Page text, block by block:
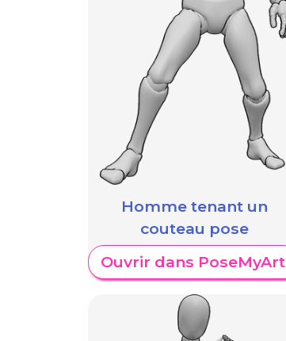
Homme tenant un
couteau pose
Ouvrir dans PoseMyArt